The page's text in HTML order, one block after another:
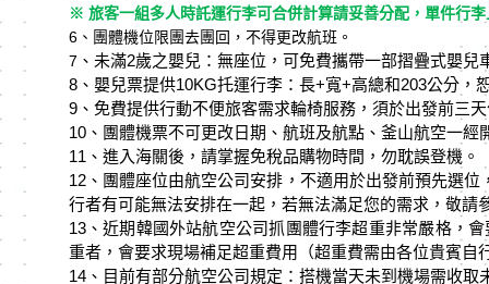
※ 旅客一組多⼈時託運行李可合併計算請妥善分配，單件行
6、團體機位限團去團回，不得更改航班。
7 、未滿2歲之嬰兒：無座位，可免費攜帶⼀部摺疊式嬰兒
8、嬰兒票提供10KG托運行李：⻑+寬+⾼總和203公分，
9、免費提供行動不便旅客需求輪椅服務，須於出發前三
10、團體機票不可更改⽇期、航班及航點、釜⼭航空⼀經
11、進入海關後，請掌握免稅品購物時間，勿耽誤登機。
12、團體座位由航空公司安排，不適⽤於出發前預先選
行者有可能無法安排在⼀起，若無法滿足您的需求，敬請
13、近期韓國外站航空公司抓團體行李超重非常嚴格，
重者，會要求現場補足超重費⽤（超重費需由各位貴賓⾃
14、目前有部分航空公司規定：搭機當天未到機場需收